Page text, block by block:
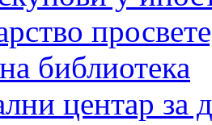
библиотека
центар за